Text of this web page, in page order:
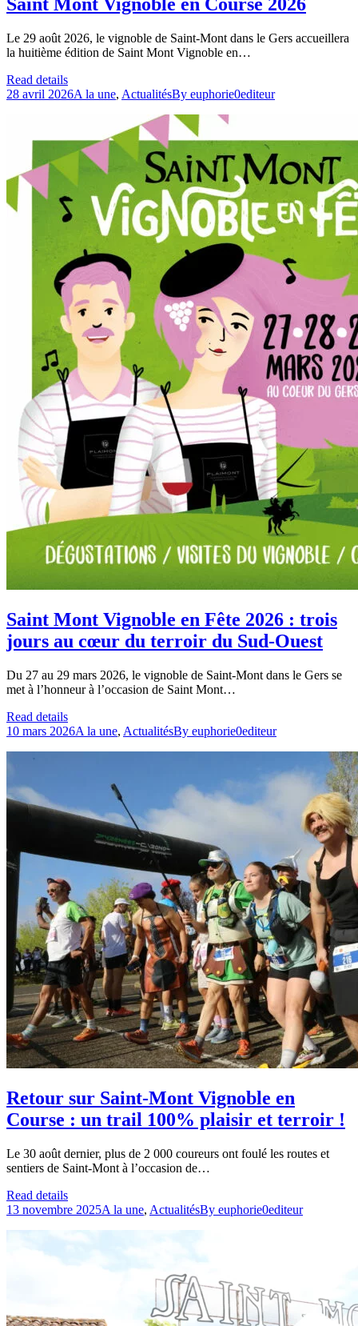
Saint Mont Vignoble en Course 2026
Le 29 août 2026, le vignoble de Saint-Mont dans le Gers accueillera
la huitième édition de Saint Mont Vignoble en…
Read details
28 avril 2026A la une, ActualitésBy euphorie0editeur
Saint Mont Vignoble en Fête 2026 : trois
jours au cœur du terroir du Sud-Ouest
Du 27 au 29 mars 2026, le vignoble de Saint-Mont dans le Gers se
met à l’honneur à l’occasion de Saint Mont…
Read details
10 mars 2026A la une, ActualitésBy euphorie0editeur
Retour sur Saint-Mont Vignoble en
Course : un trail 100% plaisir et terroir !
Le 30 août dernier, plus de 2 000 coureurs ont foulé les routes et
sentiers de Saint-Mont à l’occasion de…
Read details
13 novembre 2025A la une, ActualitésBy euphorie0editeur